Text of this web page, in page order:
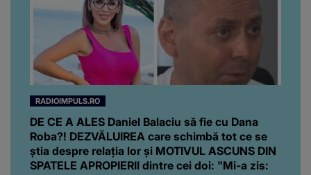
RADIOIMPULS.RO
DE CE A ALES Daniel Balaciu să fie cu Dana
Roba?! DEZVĂLUIREA care schimbă tot ce se
știa despre relația lor și MOTIVUL ASCUNS DIN
SPATELE APROPIERII dintre cei doi: "Mi-a zis: